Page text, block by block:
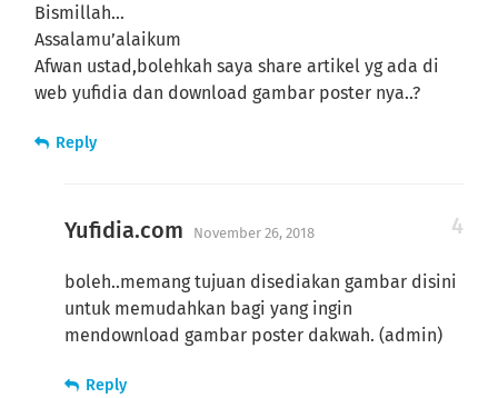
Bismillah…
Assalamu’alaikum
Afwan ustad,bolehkah saya share artikel yg ada di
web yufidia dan download gambar poster nya..?
Reply
Yufidia.com November 26, 2018
boleh..memang tujuan disediakan gambar disini
untuk memudahkan bagi yang ingin
mendownload gambar poster dakwah. (admin)
Reply